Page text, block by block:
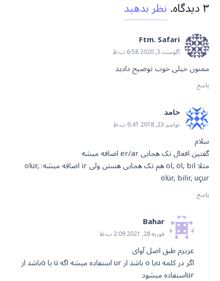
۳دیدگاه.نظر بدهید
Ftm. Safari
آگوست 3, 2020 6:58 ب.ظ
ممنون خیلی خوب توضیح دادید
پاسخ
حامد
نوامبر 23, 2018 6:41 ب.ظ
سلام
گفتین افعال تک هجایی er/ar اضافه میشه
مثلا ol, öl, bil هم تک هجایی هستن ولی ir اضافه میشه: olur,
ölür, bilir, uçur
پاسخ
Bahar
فوریه 28, 2021 2:09 ب.ظ
عزیزم طبق اصل آوای
اگر در کلمه uیا o باشد از ur استفاده میشه اگه ü یا öباشد از
ürاستفاده میشود